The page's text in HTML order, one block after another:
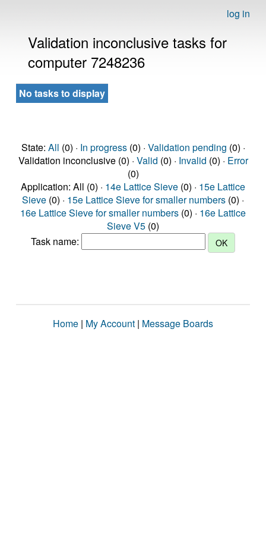
log in
Validation inconclusive tasks for
computer 7248236
No tasks to display
State: All (0) · In progress(0) · Validation pending (0) ·
Validation inconclusive (0) · Valid (0) · Invalid (0) · Error
(0)
Application: All (0) · 14e Lattice Sieve (0) · 15e Lattice
Sieve (0) · 15e Lattice Sieve for smaller numbers (0) ·
16e Lattice Sieve for smaller numbers (0) · 16e Lattice
Sieve V5 (0)
Task name:
Home | My Account | Message Boards